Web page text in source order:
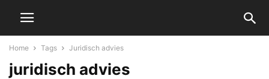
Home Tags Juridisch advies
juridisch advies